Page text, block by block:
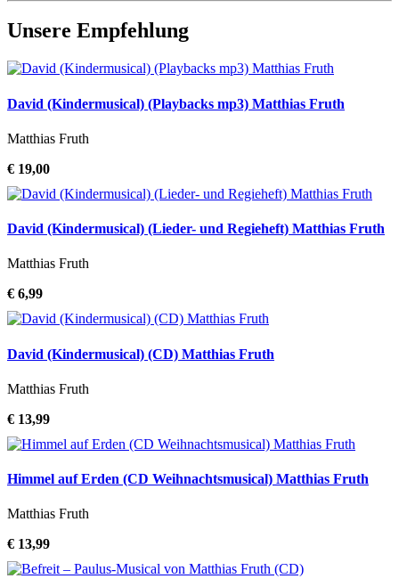
Unsere Empfehlung
David (Kindermusical) (Playbacks mp3) Matthias Fruth
Matthias Fruth
€ 19,00
David (Kindermusical) (Lieder- und Regieheft) Matthias Fruth
Matthias Fruth
€ 6,99
David (Kindermusical) (CD) Matthias Fruth
Matthias Fruth
€ 13,99
Himmel auf Erden (CD Weihnachtsmusical) Matthias Fruth
Matthias Fruth
€ 13,99